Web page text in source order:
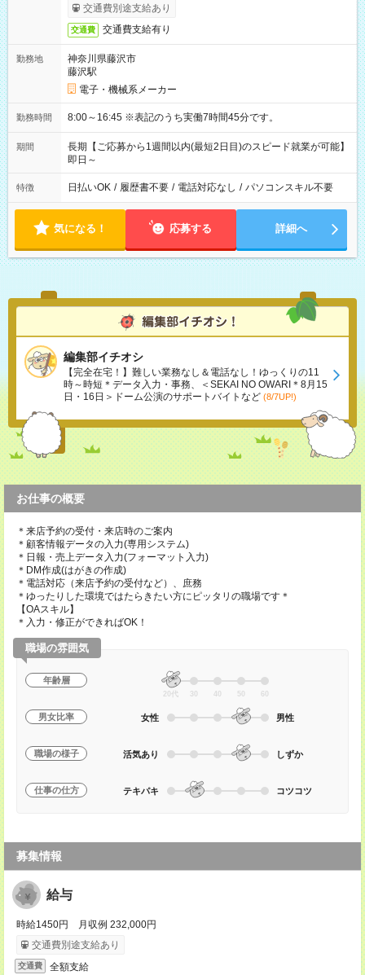
交通費別途支給あり
交通費 交通費支給有り
勤務地
神奈川県藤沢市
藤沢駅
電子・機械系メーカー
勤務時間 8:00～16:45 ※表記のうち実働7時間45分です。
期間
長期【ご応募から1週間以内(最短2日目)のスピード就業が可能】
即日～
特徴 日払いOK / 履歴書不要 / 電話対応なし / パソコンスキル不要
気になる！ 応募する 詳細へ
編集部イチオシ
【完全在宅！】難しい業務なし＆電話なし！ゆっくりの11
時～時短＊データ入力・事務、＜SEKAI NO OWARI＊8月15
日・16日＞ドーム公演のサポートバイトなど (8/7UP!)
お仕事の概要
＊来店予約の受付・来店時のご案内
＊顧客情報データの入力(専用システム)
＊日報・売上データ入力(フォーマット入力)
＊DM作成(はがきの作成)
＊電話対応（来店予約の受付など）、庶務
＊ゆったりした環境ではたらきたい方にピッタリの職場です＊
【OAスキル】
＊入力・修正ができればOK！
職場の雰囲気
年齢層
20代 30 40 50 60
男女比率 女性 男性
職場の様子 活気あり しずか
仕事の仕方 テキパキ コツコツ
募集情報
給与
時給1450円 月収例 232,000円
交通費別途支給あり
交通費 全額支給